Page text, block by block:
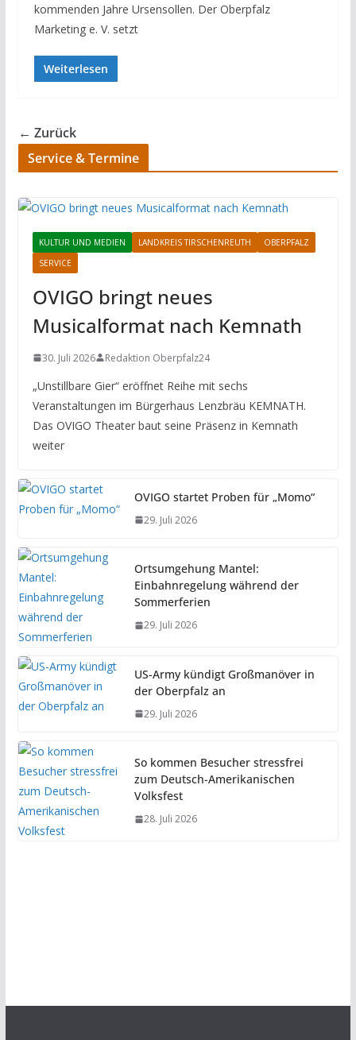
kommenden Jahre Ursensollen. Der Oberpfalz
Marketing e. V. setzt
Weiterlesen
← Zurück
Service & Termine
KULTUR UND MEDIEN LANDKREIS TIRSCHENREUTH
OBERPFALZ
SERVICE
OVIGO bringt neues
Musicalformat nach Kemnath
30. Juli 2026 Redaktion Oberpfalz24
„Unstillbare Gier“ eröffnet Reihe mit sechs
Veranstaltungen im Bürgerhaus Lenzbräu KEMNATH.
Das OVIGO Theater baut seine Präsenz in Kemnath
weiter
OVIGO startet Proben für „Momo“
29. Juli 2026
Ortsumgehung Mantel:
Einbahnregelung während der
Sommerferien
29. Juli 2026
US-Army kündigt Großmanöver in
der Oberpfalz an
29. Juli 2026
So kommen Besucher stressfrei
zum Deutsch-Amerikanischen
Volksfest
28. Juli 2026